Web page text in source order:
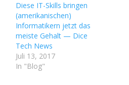
Diese IT-Skills bringen
(amerikanischen)
Informatikern jetzt das
meiste Gehalt — Dice
Tech News
Juli 13, 2017
In "Blog"